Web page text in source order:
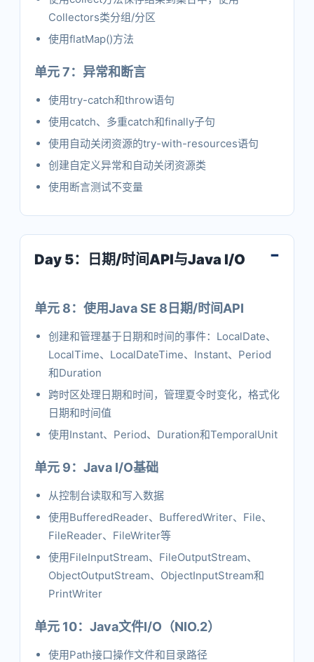
Collectors类分组/分区
使用flatMap()方法
单元 7：异常和断言
使用try-catch和throw语句
使用catch、多重catch和finally子句
使用自动关闭资源的try-with-resources语句
创建自定义异常和自动关闭资源类
使用断言测试不变量
Day 5：日期/时间API与Java I/O
单元 8：使用Java SE 8日期/时间API
创建和管理基于日期和时间的事件：LocalDate、
LocalTime、LocalDateTime、Instant、Period
和Duration
跨时区处理日期和时间，管理夏令时变化，格式化
日期和时间值
使用Instant、Period、Duration和TemporalUnit
单元 9：Java I/O基础
从控制台读取和写入数据
使用BufferedReader、BufferedWriter、File、
FileReader、FileWriter等
使用FileInputStream、FileOutputStream、
ObjectOutputStream、ObjectInputStream和
PrintWriter
单元 10：Java文件I/O（NIO.2）
使用Path接口操作文件和目录路径